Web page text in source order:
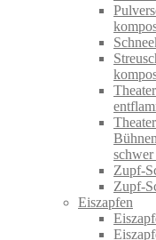
Zupf-
Zupf-
Eiszapfen